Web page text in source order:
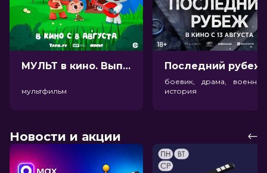
МУЛЬТ в кино. Выпуск №198. Некогда скучать (0+)
мультфильм
боевик, драма,
история
Новости и акции